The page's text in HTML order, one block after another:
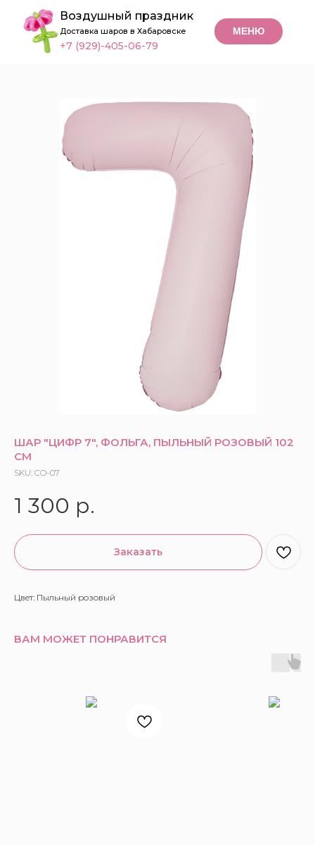
МЕНЮ
Воздушный праздник
Доставка шаров в Хабаровске
+7 (929)-405-06-79
ШАР "ЦИФР 7", ФОЛЬГА, ПЫЛЬНЫЙ РОЗОВЫЙ 102
СМ
SKU: CO-07
1 300 р.
Заказать
Цвет: Пыльный розовый
ВАМ МОЖЕТ ПОНРАВИТСЯ